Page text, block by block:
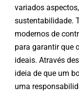
variados
sustentabilidade.
modernos de
para garantir que
ideais. Através
ideia de que um
uma